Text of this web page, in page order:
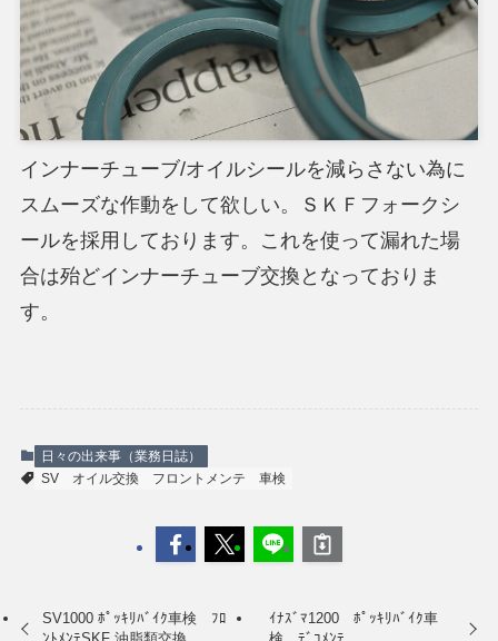
インナーチューブ/オイルシールを減らさない為に
スムーズな作動をして欲しい。ＳＫＦフォークシ
ールを採用しております。これを使って漏れた場
合は殆どインナーチューブ交換となっておりま
す。
日々の出来事（業務日誌）
SV
オイル交換 フロントメンテ 車検
SV1000 ﾎﾟｯｷﾘﾊﾞｲｸ車検 ﾌﾛ
ｲﾅｽﾞﾏ1200 ﾎﾟｯｷﾘﾊﾞｲｸ車